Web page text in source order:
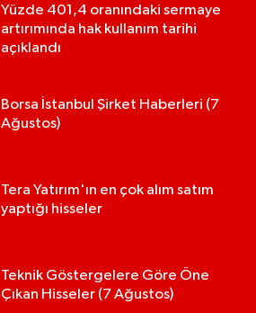
Yüzde 401,4 oranındaki sermaye
artırımında hak kullanım tarihi
açıklandı
Borsa İstanbul Şirket Haberleri (7
Ağustos)
Tera Yatırım'ın en çok alım satım
yaptığı hisseler
Teknik Göstergelere Göre Öne
Çıkan Hisseler (7 Ağustos)